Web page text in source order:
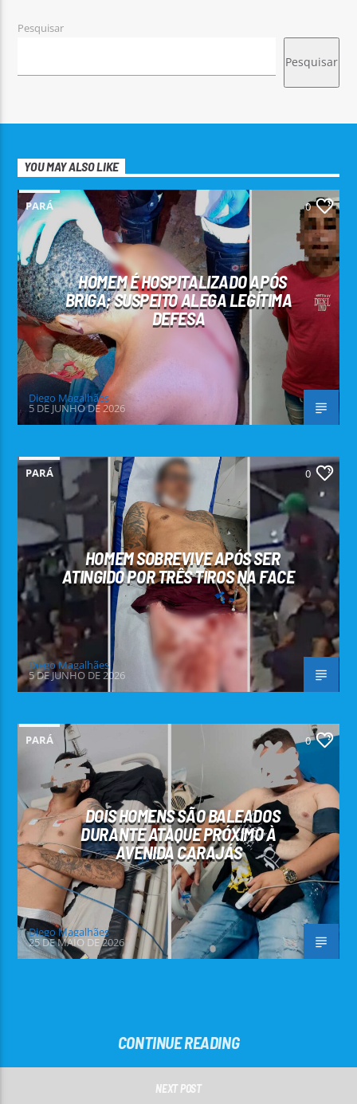
Pesquisar
Pesquisar
YOU MAY ALSO LIKE
PARÁ 0
HOMEM É HOSPITALIZADO APÓS
BRIGA; SUSPEITO ALEGA LEGÍTIMA
DEFESA
Diego Magalhães
5 DE JUNHO DE 2026
PARÁ 0
HOMEM SOBREVIVE APÓS SER
ATINGIDO POR TRÊS TIROS NA FACE
Diego Magalhães
5 DE JUNHO DE 2026
PARÁ 0
DOIS HOMENS SÃO BALEADOS
DURANTE ATAQUE PRÓXIMO À
AVENIDA CARAJÁS
Diego Magalhães
25 DE MAIO DE 2026
CONTINUE READING
NEXT POST